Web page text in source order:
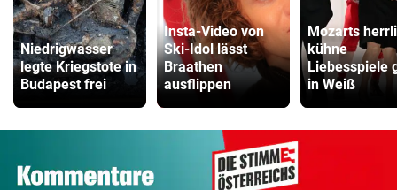
Niedrigwasser
legte Kriegstote in
Budapest frei
Insta-Video von
Ski-Idol lässt
Braathen
ausflippen
Mozarts
kühne
Liebesspiele
in Weiß